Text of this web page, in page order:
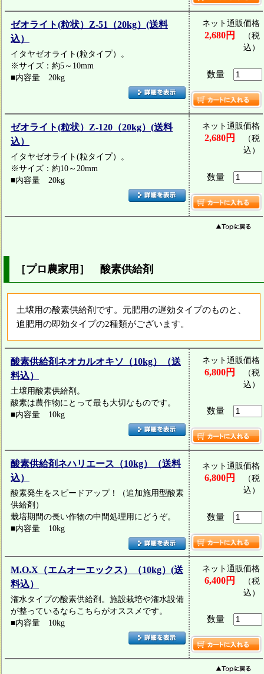
ゼオライト(粒状）Z-51（20kg）(送料
込）
イタヤゼオライト(粒タイプ）。
※サイズ：約5～10mm
■内容量 20kg
ネット通販価格
2,680円
（税
込）
数量
ゼオライト(粒状）Z-120（20kg）(送料
込）
イタヤゼオライト(粒タイプ）。
※サイズ：約10～20mm
■内容量 20kg
ネット通販価格
2,680円
（税
込）
数量
［プロ農家用］ 酸素供給剤
土壌用の酸素供給剤です。元肥用の遅効タイプのものと、
追肥用の即効タイプの2種類がございます。
酸素供給剤ネオカルオキソ（10kg）（送
料込）
土壌用酸素供給剤。
酸素は農作物にとって最も大切なものです。
■内容量 10kg
ネット通販価格
6,800円
（税
込）
数量
酸素供給剤ネハリエース（10kg）（送料
込）
酸素発生をスピードアップ！（追加施用型酸素
供給剤）
栽培期間の長い作物の中間処理用にどうぞ。
■内容量 10kg
ネット通販価格
6,800円
（税
込）
数量
M.O.X（エムオーエックス）（10kg）(送
料込）
潅水タイプの酸素供給剤。施設栽培や潅水設備
が整っているならこちらがオススメです。
■内容量 10kg
ネット通販価格
6,400円
（税
込）
数量